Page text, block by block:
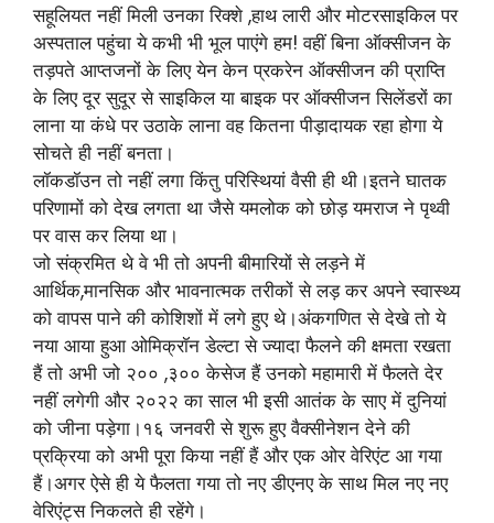
सहूलियत नहीं मिली उनका रिक्शे ,हाथ लारी और मोटरसाइकिल पर
अस्पताल पहुंचा ये कभी भी भूल पाएंगे हम! वहीं बिना ऑक्सीजन के
तड़पते आप्तजनों के लिए येन केन प्रकरेन ऑक्सीजन की प्राप्ति
के लिए दूर सुदूर से साइकिल या बाइक पर ऑक्सीजन सिलेंडरों का
लाना या कंधे पर उठाके लाना वह कितना पीड़ादायक रहा होगा ये
सोचते ही नहीं बनता।
लॉकडॉउन तो नहीं लगा किंतु परिस्थियां वैसी ही थी।इतने घातक
परिणामों को देख लगता था जैसे यमलोक को छोड़ यमराज ने पृथ्वी
पर वास कर लिया था।
जो संक्रमित थे वे भी तो अपनी बीमारियों से लड़ने में
आर्थिक,मानसिक और भावनात्मक तरीकों से लड़ कर अपने स्वास्थ्य
को वापस पाने की कोशिशों में लगे हुए थे।अंकगणित से देखे तो ये
नया आया हुआ ओमिक्रॉन डेल्टा से ज्यादा फैलने की क्षमता रखता
हैं तो अभी जो २०० ,३०० केसेज हैं उनको महामारी में फैलते देर
नहीं लगेगी और २०२२ का साल भी इसी आतंक के साए में दुनियां
को जीना पड़ेगा।१६ जनवरी से शुरू हुए वैक्सीनेशन देने की
प्रक्रिया को अभी पूरा किया नहीं हैं और एक ओर वेरिएंट आ गया
हैं।अगर ऐसे ही ये फैलता गया तो नए डीएनए के साथ मिल नए नए
वेरिएंट्स निकलते ही रहेंगे।